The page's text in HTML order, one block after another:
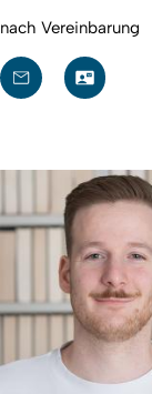
nach Vereinbarung